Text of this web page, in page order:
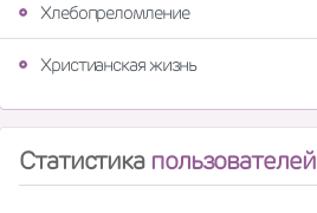
Хлебопреломление
Христианская жизнь
Статистика пользователей